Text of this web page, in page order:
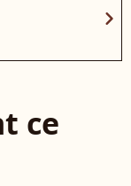
chevron_right
ce